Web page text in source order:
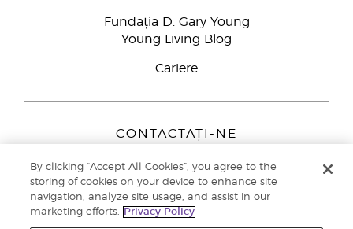
Fundația D. Gary Young
Young Living Blog
Cariere
CONTACTAȚI-NE
Peizerweg 97
9727 AJ Groningen
Netherlands
By clicking “Accept All Cookies”, you agree to the
storing of cookies on your device to enhance site
navigation, analyze site usage, and assist in our
marketing efforts.
Privacy Policy